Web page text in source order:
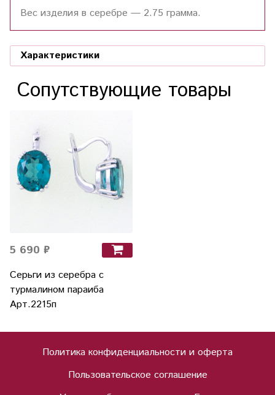
Вес изделия в серебре — 2.75 грамма.
Характеристики
Сопутствующие товары
5 690 ₽
Серьги из серебра с
турмалином параиба
Арт.2215п
Политика конфиденциальности и оферта
Пользовательское соглашение